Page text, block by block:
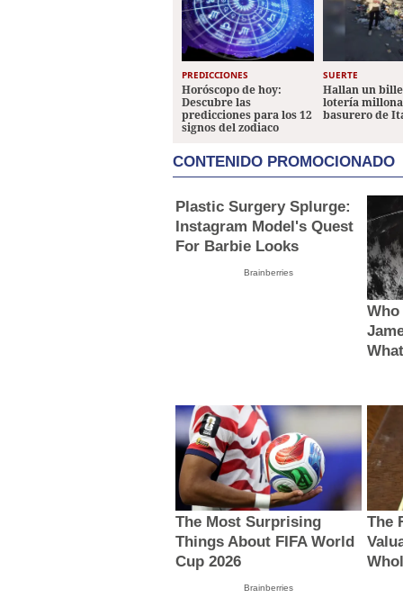
PREDICCIONES
Horóscopo de hoy:
Descubre las
predicciones para los 12
signos del zodiaco
SUERTE
Hallan un
lotería
basurero de
CONTENIDO PROMOCIONADO
Plastic Surgery Splurge:
Instagram Model's Quest
For Barbie Looks
Brainberries
The Most Surprising
Things About FIFA World
Cup 2026
Brainberries
The